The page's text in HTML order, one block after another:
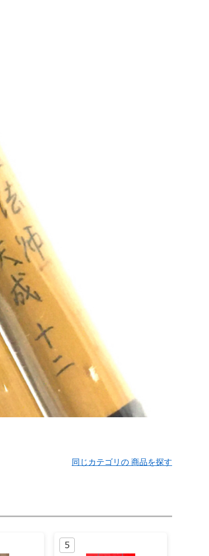
同じカテゴリの 商品を探す